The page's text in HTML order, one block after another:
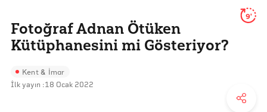
Fotoğraf Adnan Ötüken
Kütüphanesini mi Gösteriyor?
9'
Kent & İmar
İlk yayın :18 Ocak 2022